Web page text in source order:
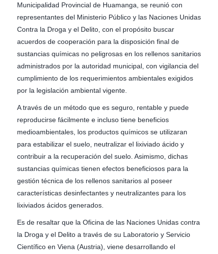
Municipalidad Provincial de Huamanga, se reunió con
representantes del Ministerio Público y las Naciones Unidas
Contra la Droga y el Delito, con el propósito buscar
acuerdos de cooperación para la disposición final de
sustancias químicas no peligrosas en los rellenos sanitarios
administrados por la autoridad municipal, con vigilancia del
cumplimiento de los requerimientos ambientales exigidos
por la legislación ambiental vigente.
A través de un método que es seguro, rentable y puede
reproducirse fácilmente e incluso tiene beneficios
medioambientales, los productos químicos se utilizaran
para estabilizar el suelo, neutralizar el lixiviado ácido y
contribuir a la recuperación del suelo. Asimismo, dichas
sustancias químicas tienen efectos beneficiosos para la
gestión técnica de los rellenos sanitarios al poseer
características desinfectantes y neutralizantes para los
lixiviados ácidos generados.
Es de resaltar que la Oficina de las Naciones Unidas contra
la Droga y el Delito a través de su Laboratorio y Servicio
Científico en Viena (Austria), viene desarrollando el